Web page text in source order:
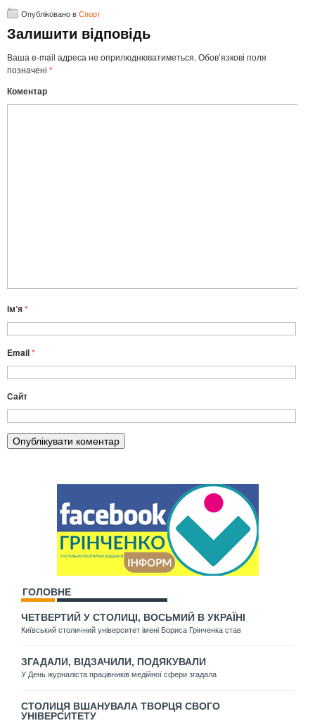
Опубліковано вСпорт
Залишити відповідь
Ваша e-mail адреса не оприлюднюватиметься. Обов’язкові поля
позначені *
Коментар
Ім’я*
Email*
Сайт
ГОЛОВНЕ
ЧЕТВЕРТИЙ У СТОЛИЦІ, ВОСЬМИЙ В УКРАЇНІ
Київський столичний університет імені Бориса Грінченка став
ЗГАДАЛИ, ВІДЗАЧИЛИ, ПОДЯКУВАЛИ
У День журналіста працівників медійної сфери згадала
СТОЛИЦЯ ВШАНУВАЛА ТВОРЦЯ СВОГО
УНІВЕРСИТЕТУ